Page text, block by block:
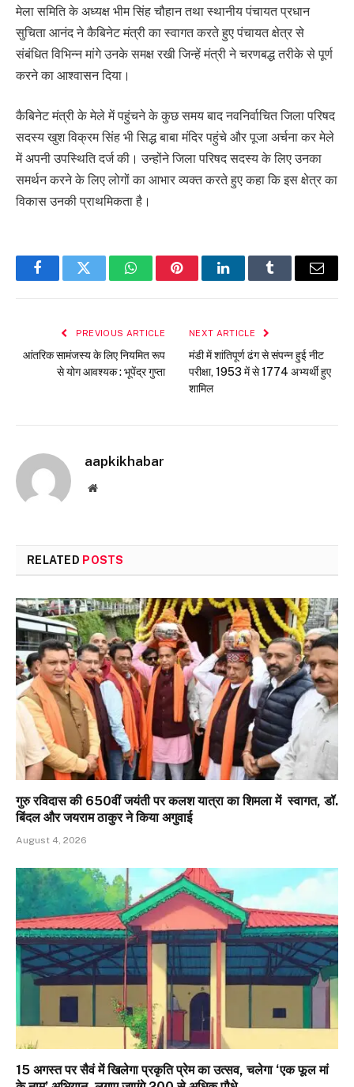
मेला समिति के अध्यक्ष भीम सिंह चौहान तथा स्थानीय पंचायत प्रधान
सुचिता आनंद ने कैबिनेट मंत्री का स्वागत करते हुए पंचायत क्षेत्र से
संबंधित विभिन्न मांगे उनके समक्ष रखी जिन्हें मंत्री ने चरणबद्ध तरीके से पूर्ण
करने का आश्वासन दिया।
कैबिनेट मंत्री के मेले में पहुंचने के कुछ समय बाद नवनिर्वाचित जिला परिषद
सदस्य खुश विक्रम सिंह भी सिद्ध बाबा मंदिर पहुंचे और पूजा अर्चना कर मेले
में अपनी उपस्थिति दर्ज की। उन्होंने जिला परिषद सदस्य के लिए उनका
समर्थन करने के लिए लोगों का आभार व्यक्त करते हुए कहा कि इस क्षेत्र का
विकास उनकी प्राथमिकता है।
FacebookTwitter WhatsAppPinterestLinkedInTumblr Email
PREVIOUS ARTICLE
आंतरिक सामंजस्य के लिए नियमित रूप
से योग आवश्यक : भूपेंद्र गुप्ता
NEXT ARTICLE
मंडी में शांतिपूर्ण ढंग से संपन्न हुई नीट
परीक्षा, 1953 में से 1774 अभ्यर्थी हुए
शामिल
aapkikhabar
Website
RELATED POSTS
गुरु रविदास की 650वीं जयंती पर कलश यात्रा का शिमला में स्वागत, डॉ.
बिंदल और जयराम ठाकुर ने किया अगुवाई
August 4, 2026
15 अगस्त पर सैवं में खिलेगा प्रकृति प्रेम का उत्सव, चलेगा ‘एक फूल मां